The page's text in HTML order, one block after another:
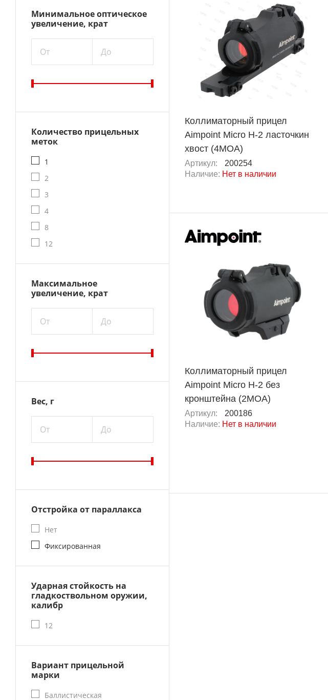
Минимальное оптическое
увеличение, крат
От До
Количество прицельных
меток
1
2
3
4
8
12
Максимальное
увеличение, крат
От До
Вес, г
От До
Отстройка от параллакса
Нет
Фиксированная
Ударная стойкость на
гладкоствольном оружии,
калибр
12
Вариант прицельной
марки
Баллистическая
Коллиматорный прицел
Aimpoint Micro H-2 ласточкин
хвост (4MOA)
Артикул:
200254
Наличие: Нет в наличии
Коллиматорный прицел
Aimpoint Micro H-2 без
кронштейна (2MOA)
Артикул:
200186
Наличие: Нет в наличии